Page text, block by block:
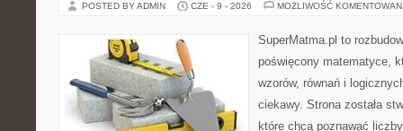
POSTED BY ADMIN CZE - 9 - 2026 MOŻLIWOŚĆ
SuperMatma.pl to
poświęcony matematyce,
wzorów, równań i
ciekawy. Strona została
które chcą poznawać